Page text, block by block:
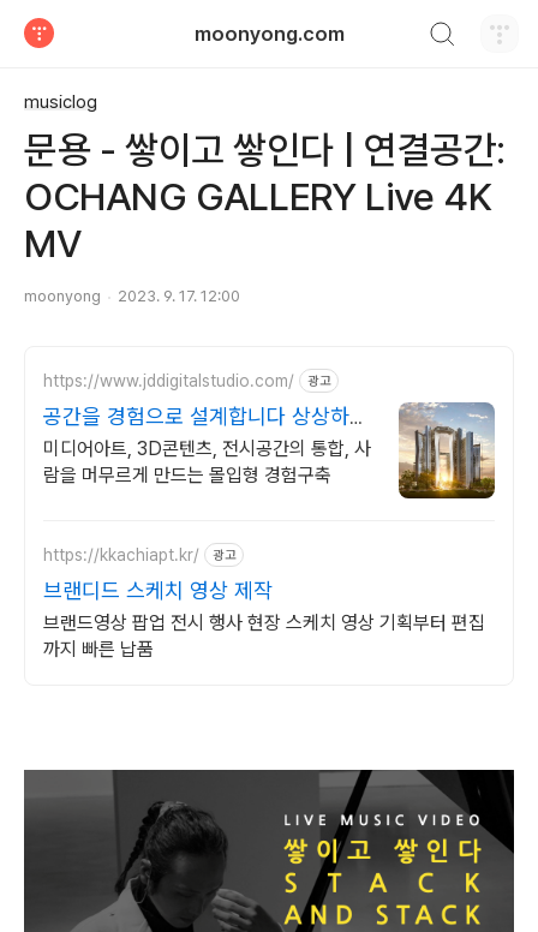
moonyong.com
musiclog
문용 - 쌓이고 쌓인다 | 연결공간:
OCHANG GALLERY Live 4K
MV
moonyong 2023. 9. 17. 12:00
https://www.jddigitalstudio.com/ 광고
공간을 경험으로 설계합니다 상상하는
모든 것을 구현!
미디어아트, 3D콘텐츠, 전시공간의 통합, 사
람을 머무르게 만드는 몰입형 경험구축
https://kkachiapt.kr/ 광고
브랜디드 스케치 영상 제작
브랜드영상 팝업 전시 행사 현장 스케치 영상 기획부터 편집
까지 빠른 납품